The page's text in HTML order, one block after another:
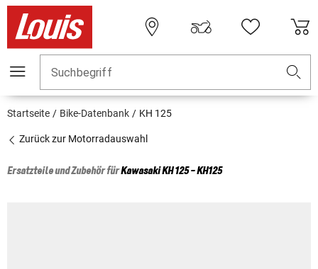
Suchbegriff
Startseite Bike-Datenbank KH 125
Zurück zur Motorradauswahl
Ersatzteile und Zubehör fürKawasakiKH 125 - KH125